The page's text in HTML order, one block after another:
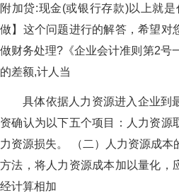
附加贷:现金(或银行存款)以上就
做】这个问题进行的解答，希望对
做财务处理?《企业会计准则第2号
的差额,计人当
具体依据人力资源进入企业到
资确认为以下五个项目：人力资源
力资源损失。 （二）人力资源成
方法，将人力资源成本加以量化，
经计算相加